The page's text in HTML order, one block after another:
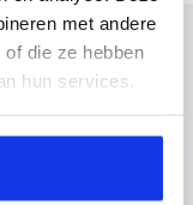
met andere
die ze hebben
hun services.
foto's van je